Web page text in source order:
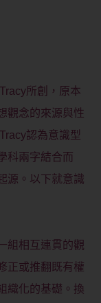
所創，原本
觀念的來源與性
認為意識型
科兩字結合而
源。以下就意識
組相互連貫的觀
正或推翻既有權
織化的基礎。換